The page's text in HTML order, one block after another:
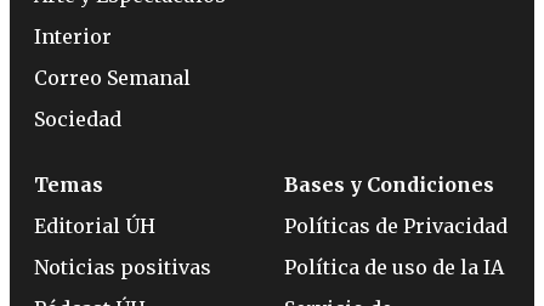
Interior
Correo Semanal
Sociedad
Temas
Editorial ÚH
Noticias positivas
Bases y Condiciones
Políticas de Privacidad
Política de uso de la IA